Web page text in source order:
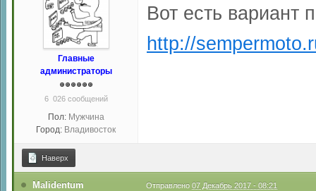
Главные
администраторы
6 026 сообщений
Пол: Мужчина
Город: Владивосток
Вот есть вариант
http://
Наверх
Malidentum Отправлено 07 Декабрь 2017 - 08:21